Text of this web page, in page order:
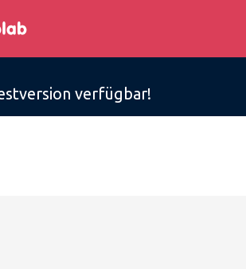
verfügbar!